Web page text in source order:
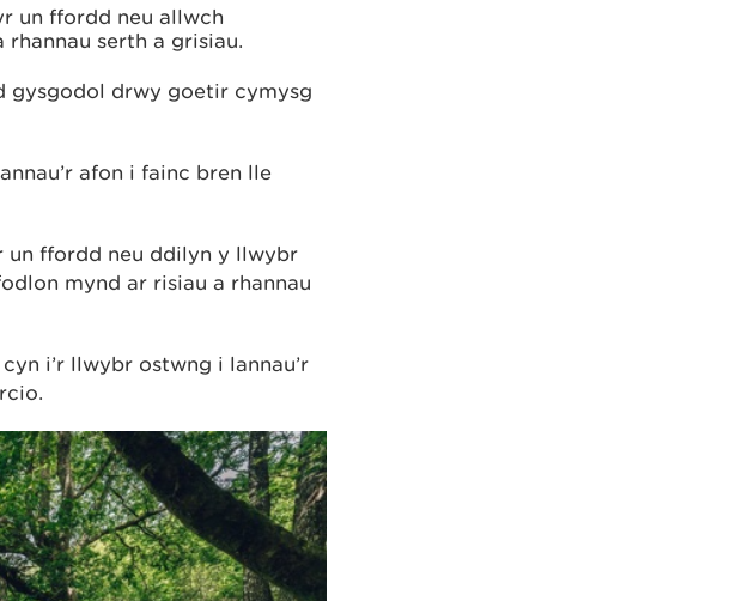
un ffordd neu allwch
serth a grisiau.
gysgodol drwy goetir cymysg
afon i fainc bren lle
un ffordd neu ddilyn y llwybr
mynd ar risiau a rhannau
i’r llwybr ostwng i lannau’r